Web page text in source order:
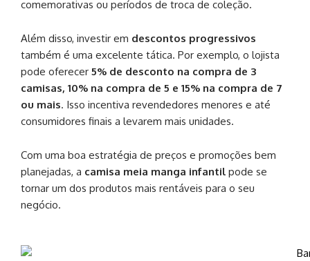
comemorativas ou períodos de troca de coleção.
Além disso, investir em descontos progressivos
também é uma excelente tática. Por exemplo, o lojista
pode oferecer 5% de desconto na compra de 3
camisas, 10% na compra de 5 e 15% na compra de 7
ou mais. Isso incentiva revendedores menores e até
consumidores finais a levarem mais unidades.
Com uma boa estratégia de preços e promoções bem
planejadas, a camisa meia manga infantil pode se
tornar um dos produtos mais rentáveis para o seu
negócio.